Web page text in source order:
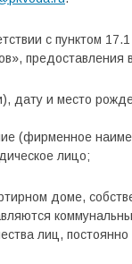
с пунктом
дату и место
(фирменное
лицо;
доме,
лиц,